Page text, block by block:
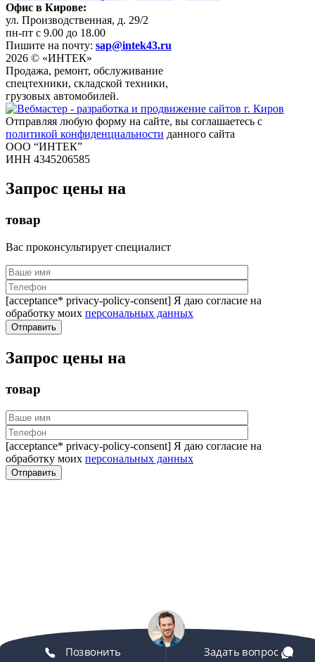
Офис в Кирове:
ул. Производственная, д. 29/2
пн-пт с 9.00 до 18.00
Пишите на почту: sap@intek43.ru
2026 © «ИНТЕК»
Продажа, ремонт, обслуживание
спецтехники, складской техники,
грузовых автомобилей.
Отправляя любую форму на сайте, вы соглашаетесь с
политикой конфиденциальности данного сайта
ООО “ИНТЕК”
ИНН 4345206585
Запрос цены на
товар
Вас проконсультирует специалист
[acceptance* privacy-policy-consent] Я даю согласие на
обработку моих персональных данных
Запрос цены на
товар
[acceptance* privacy-policy-consent] Я даю согласие на
обработку моих персональных данных
Позвонить Задать вопрос